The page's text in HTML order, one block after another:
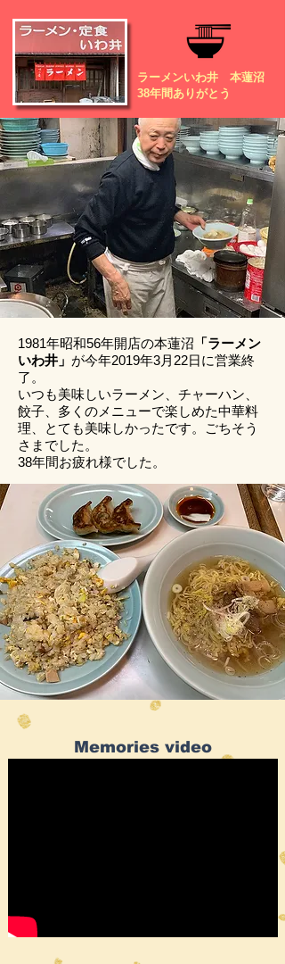
ラーメンいわ井 本蓮沼
38年間ありがとう
1981年昭和56年開店の本蓮沼 「ラーメン
いわ井」 が今年2019年3月22日に営業終
了。
いつも美味しいラーメン、チャーハン、
餃子、多くのメニューで楽しめた中華料
理、とても美味しかったです。ごちそう
さまでした。
​38年間お疲れ様でした。
Memories video